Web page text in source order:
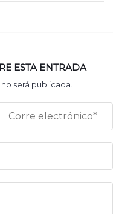
ESTA ENTRADA
será publicada.